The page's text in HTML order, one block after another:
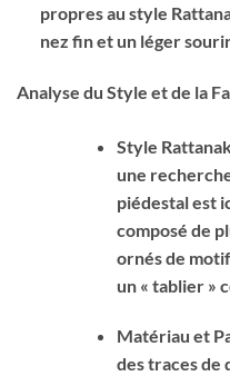
propres au style
nez fin et un léger
Analyse du Style et de la
Style
une
piédestal est
composé de
ornés de
un « tablier »
Matériau et
des traces de